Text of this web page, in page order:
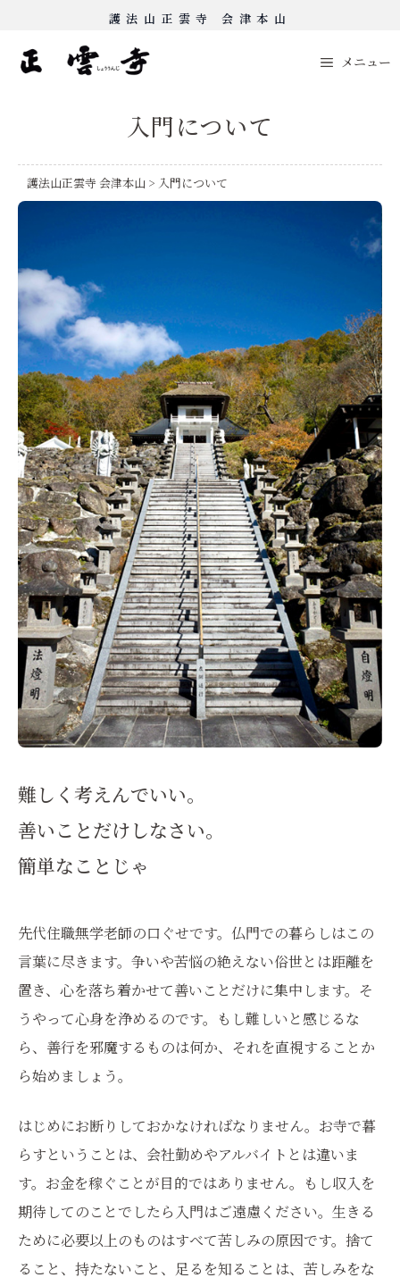
content
護法山正雲寺 会津本山
メニュー
入門について
護法山正雲寺 会津本山 > 入門について
難しく考えんでいい。
善いことだけしなさい。
簡単なことじゃ
先代住職無学老師の口ぐせです。仏門での暮らしはこの
言葉に尽きます。争いや苦悩の絶えない俗世とは距離を
置き、心を落ち着かせて善いことだけに集中します。そ
うやって心身を浄めるのです。もし難しいと感じるな
ら、善行を邪魔するものは何か、それを直視することか
ら始めましょう。
はじめにお断りしておかなければなりません。お寺で暮
らすということは、会社勤めやアルバイトとは違いま
す。お金を稼ぐことが目的ではありません。もし収入を
期待してのことでしたら入門はご遠慮ください。生きる
ために必要以上のものはすべて苦しみの原因です。捨て
ること、持たないこと、足るを知ることは、苦しみをな